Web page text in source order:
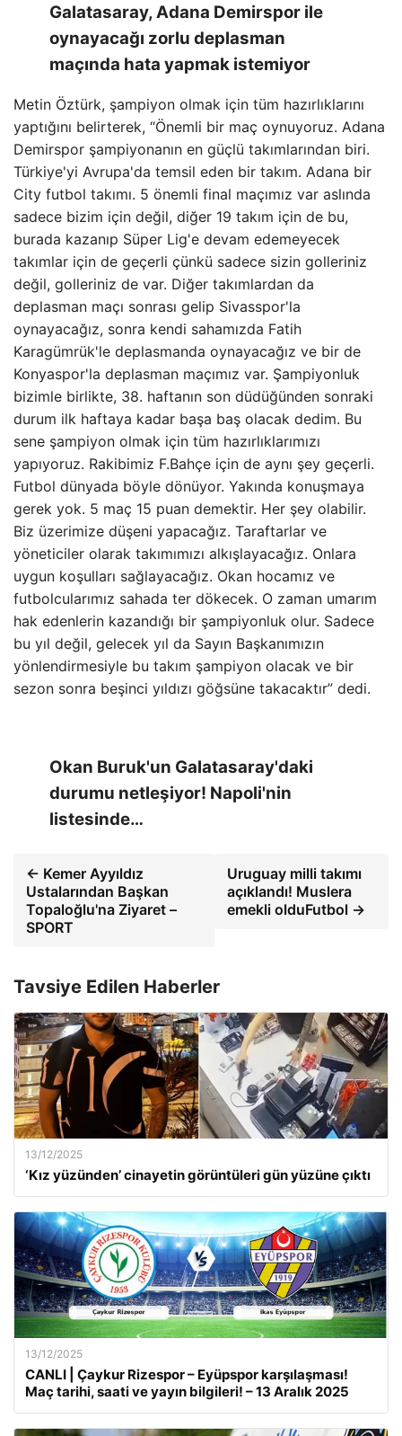
Galatasaray, Adana Demirspor ile
oynayacağı zorlu deplasman
maçında hata yapmak istemiyor
Metin Öztürk, şampiyon olmak için tüm hazırlıklarını
yaptığını belirterek, “Önemli bir maç oynuyoruz. Adana
Demirspor şampiyonanın en güçlü takımlarından biri.
Türkiye'yi Avrupa'da temsil eden bir takım. Adana bir
City futbol takımı. 5 önemli final maçımız var aslında
sadece bizim için değil, diğer 19 takım için de bu,
burada kazanıp Süper Lig'e devam edemeyecek
takımlar için de geçerli çünkü sadece sizin golleriniz
değil, golleriniz de var. Diğer takımlardan da
deplasman maçı sonrası gelip Sivasspor'la
oynayacağız, sonra kendi sahamızda Fatih
Karagümrük'le deplasmanda oynayacağız ve bir de
Konyaspor'la deplasman maçımız var. Şampiyonluk
bizimle birlikte, 38. haftanın son düdüğünden sonraki
durum ilk haftaya kadar başa baş olacak dedim. Bu
sene şampiyon olmak için tüm hazırlıklarımızı
yapıyoruz. Rakibimiz F.Bahçe için de aynı şey geçerli.
Futbol dünyada böyle dönüyor. Yakında konuşmaya
gerek yok. 5 maç 15 puan demektir. Her şey olabilir.
Biz üzerimize düşeni yapacağız. Taraftarlar ve
yöneticiler olarak takımımızı alkışlayacağız. Onlara
uygun koşulları sağlayacağız. Okan hocamız ve
futbolcularımız sahada ter dökecek. O zaman umarım
hak edenlerin kazandığı bir şampiyonluk olur. Sadece
bu yıl değil, gelecek yıl da Sayın Başkanımızın
yönlendirmesiyle bu takım şampiyon olacak ve bir
sezon sonra beşinci yıldızı göğsüne takacaktır” dedi.
Okan Buruk'un Galatasaray'daki
durumu netleşiyor! Napoli'nin
listesinde…
← Kemer Ayyıldız
Ustalarından Başkan
Topaloğlu'na Ziyaret –
SPORT
Uruguay milli takımı
açıklandı! Muslera
emekli olduFutbol →
Tavsiye Edilen Haberler
13/12/2025
‘Kız yüzünden’ cinayetin görüntüleri gün yüzüne çıktı
13/12/2025
CANLI | Çaykur Rizespor – Eyüpspor karşılaşması!
Maç tarihi, saati ve yayın bilgileri! – 13 Aralık 2025